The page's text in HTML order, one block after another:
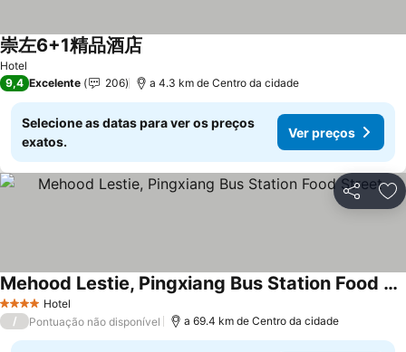
Hotel
崇左6+1精品酒店
9,4 Excelente 206 a 4.3 km de Centro da cidade
Selecione as datas para ver os preços
exatos.
Ver preços
Partilhar
4 EstrelasHotel
Mehood Lestie, Pingxiang Bus Station Food Street
/ Pontuação não disponível a 69.4 km de Centro da cidade